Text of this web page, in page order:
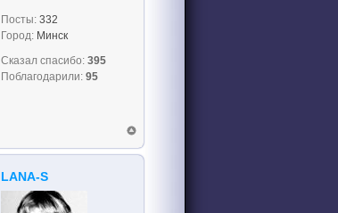
Посты: 332
Город: Минск
Сказал спасибо: 395
Поблагодарили: 95
LANA-S